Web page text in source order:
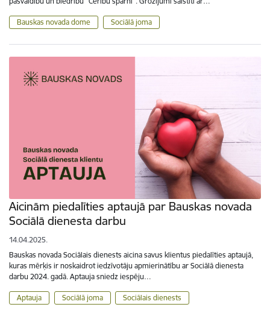
Bauskas novada dome Sociālā joma
Aicinām piedalīties aptaujā par Bauskas novada
Sociālā dienesta darbu
14.04.2025.
Bauskas novada Sociālais dienests aicina savus klientus piedalīties aptaujā,
kuras mērķis ir noskaidrot iedzīvotāju apmierinātību ar Sociālā dienesta
darbu 2024. gadā. Aptauja sniedz iespēju…
Aptauja Sociālā joma Sociālais dienests